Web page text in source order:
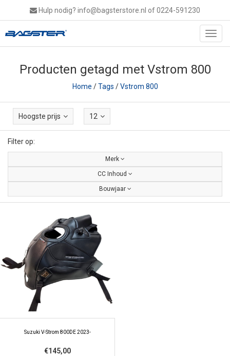
Hulp nodig? info@bagsterstore.nl of 0224-591230
Producten getagd met Vstrom 800
Home /Tags /Vstrom 800
Hoogste prijs 12
Filter op:
Merk
CC Inhoud
Bouwjaar
Suzuki V-Strom 800DE 2023-
€145,00